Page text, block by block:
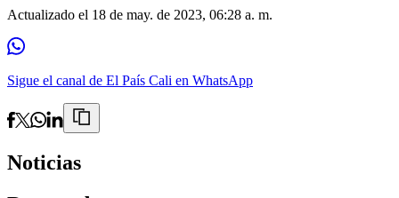
Actualizado el 18 de may. de 2023, 06:28 a. m.
Sigue el canal de El País Cali en WhatsApp
Noticias